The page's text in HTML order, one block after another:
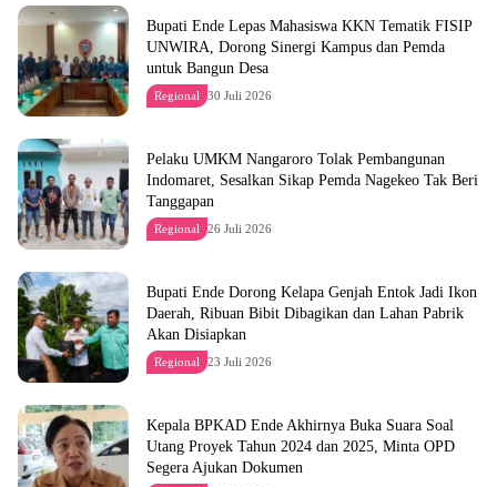
Bupati Ende Lepas Mahasiswa KKN Tematik FISIP
UNWIRA, Dorong Sinergi Kampus dan Pemda
untuk Bangun Desa
Regional 30 Juli 2026
Pelaku UMKM Nangaroro Tolak Pembangunan
Indomaret, Sesalkan Sikap Pemda Nagekeo Tak Beri
Tanggapan
Regional 26 Juli 2026
Bupati Ende Dorong Kelapa Genjah Entok Jadi Ikon
Daerah, Ribuan Bibit Dibagikan dan Lahan Pabrik
Akan Disiapkan
Regional 23 Juli 2026
Kepala BPKAD Ende Akhirnya Buka Suara Soal
Utang Proyek Tahun 2024 dan 2025, Minta OPD
Segera Ajukan Dokumen